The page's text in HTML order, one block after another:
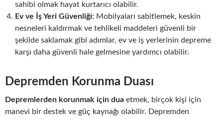
sahibi olmak hayat kurtarıcı olabilir.
Ev ve İş Yeri Güvenliği: Mobilyaları sabitlemek, keskin
nesneleri kaldırmak ve tehlikeli maddeleri güvenli bir
şekilde saklamak gibi adımlar, ev ve iş yerlerinin depreme
karşı daha güvenli hale gelmesine yardımcı olabilir.
Depremden Korunma Duası
Depremlerden korunmak için dua etmek, birçok kişi için
manevi bir destek ve güç kaynağı olabilir. Depremden